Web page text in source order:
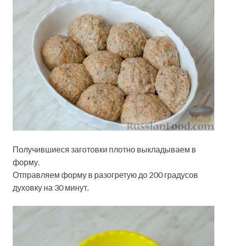
Получившиеся заготовки плотно выкладываем в
форму.
Отправляем форму в разогретую до 200 градусов
духовку на 30 минут.